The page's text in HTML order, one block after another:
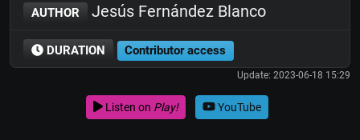
AUTHOR Jesús Fernández Blanco
DURATION Contributor access
Update: 2023-06-18 15:29
Listen on Play! YouTube